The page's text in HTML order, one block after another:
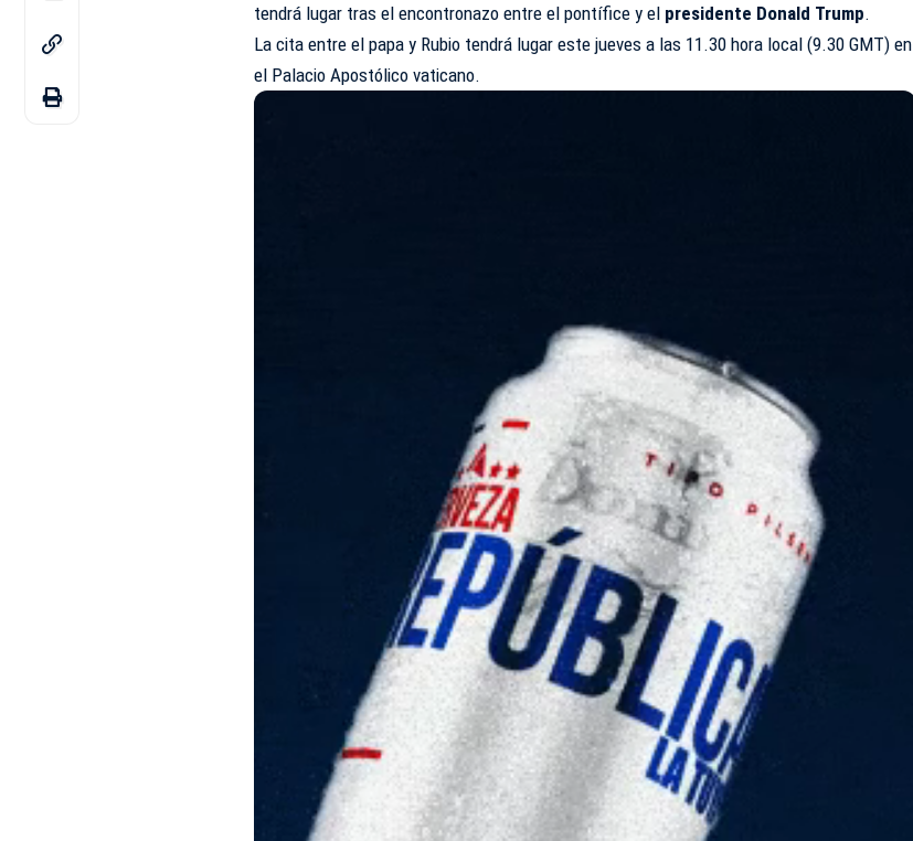
tendrá lugar tras el encontronazo entre el pontífice y el presidente Donald Trump.
La cita entre el papa y Rubio tendrá lugar este jueves a las 11.30 hora local (9.30 GMT) en
el Palacio Apostólico vaticano.